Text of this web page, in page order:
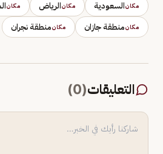
مكانالسعودية مكانالرياض مكان
مكانمنطقة جازان مكانمنطقة نجران
التعليقات(
0
)